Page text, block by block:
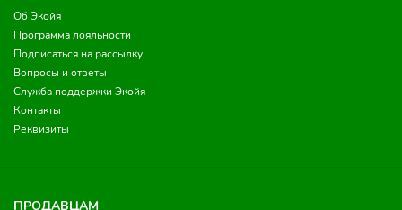
Об Экойя
Программа лояльности
Подписаться на рассылку
Вопросы и ответы
Служба поддержки Экойя
Контакты
Реквизиты
ПРОДАВЦАМ